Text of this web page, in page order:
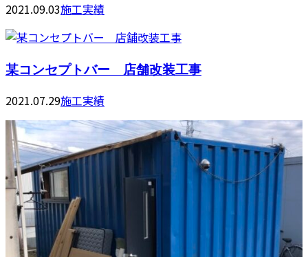
2021.09.03施工実績
某コンセプトバー 店舗改装工事
2021.07.29施工実績